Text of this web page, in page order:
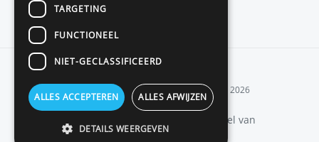
© 2026
Web Security Scan is een onderdeel van
TARGETING
FUNCTIONEEL
NIET-GECLASSIFICEERD
ALLES ACCEPTEREN ALLES AFWIJZEN
DETAILS WEERGEVEN